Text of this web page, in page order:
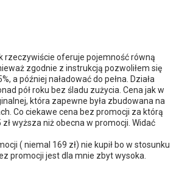
rzeczywiście oferuje pojemność równą
zgodnie z instrukcją pozwoliłem się
a później naładować do pełna. Działa
pół roku bez śladu zużycia. Cena jak w
która zapewne była zbudowana na
Co ciekawe cena bez promocji za którą
zł wyższa niż obecna w promocji. Widać
( niemal 169 zł) nie kupił bo w stosunku
promocji jest dla mnie zbyt wysoka.